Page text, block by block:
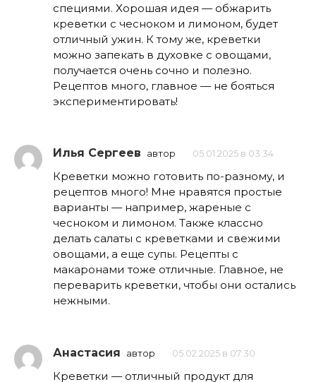
специями. Хорошая идея — обжарить
креветки с чесноком и лимоном, будет
отличный ужин. К тому же, креветки
можно запекать в духовке с овощами,
получается очень сочно и полезно.
Рецептов много, главное — не бояться
экспериментировать!
Илья Сергеев автор 05.01.2025 в 03:34
Креветки можно готовить по-разному, и
рецептов много! Мне нравятся простые
варианты — например, жареные с
чесноком и лимоном. Также классно
делать салаты с креветками и свежими
овощами, а еще супы. Рецепты с
макаронами тоже отличные. Главное, не
переварить креветки, чтобы они остались
нежными.
Анастасия автор 05.02.2025 в 07:30
Креветки — отличный продукт для